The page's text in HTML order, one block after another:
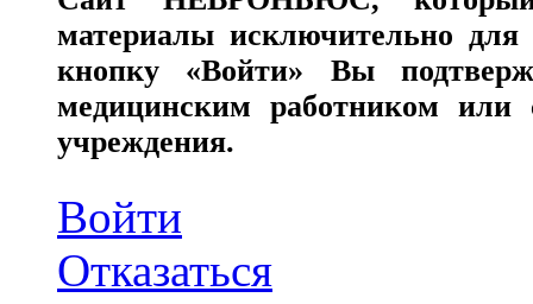
материалы исключительно для
кнопку «Войти» Вы
медицинским работником или
учреждения.
Войти
Отказаться